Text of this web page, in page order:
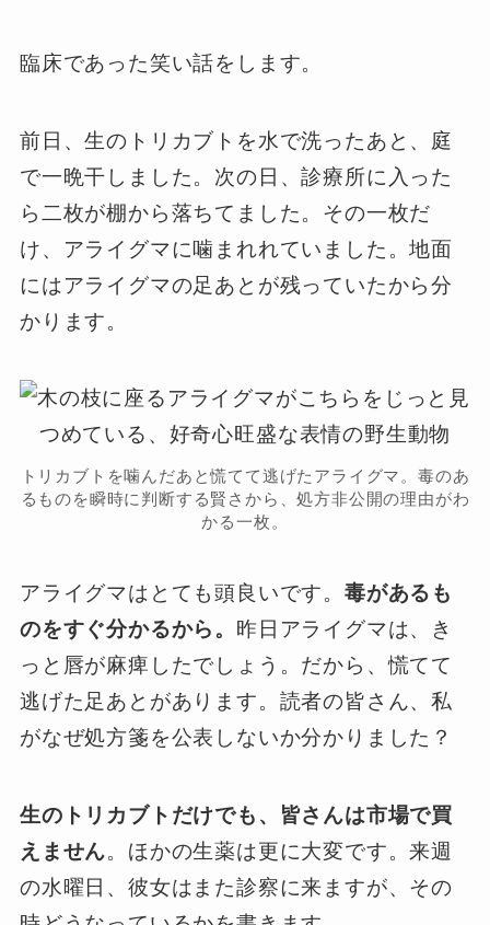
臨床であった笑い話をします。
前日、生のトリカブトを水で洗ったあと、庭
で一晩干しました。次の日、診療所に入った
ら二枚が棚から落ちてました。その一枚だ
け、アライグマに噛まれれていました。地面
にはアライグマの足あとが残っていたから分
かります。
トリカブトを噛んだあと慌てて逃げたアライグマ。毒のあ
るものを瞬時に判断する賢さから、処方非公開の理由がわ
かる一枚。
アライグマはとても頭良いです。 毒があるも
のをすぐ分かるから。 昨日アライグマは、き
っと唇が麻痺したでしょう。だから、慌てて
逃げた足あとがあります。読者の皆さん、私
がなぜ処方箋を公表しないか分かりました？
生のトリカブトだけでも、皆さんは市場で買
えません。ほかの生薬は更に大変です。来週
の水曜日、彼女はまた診察に来ますが、その